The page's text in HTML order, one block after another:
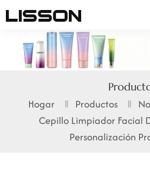
English
français
русский
Hogar Productos
Cepillo Limpiador Facial
Personalización